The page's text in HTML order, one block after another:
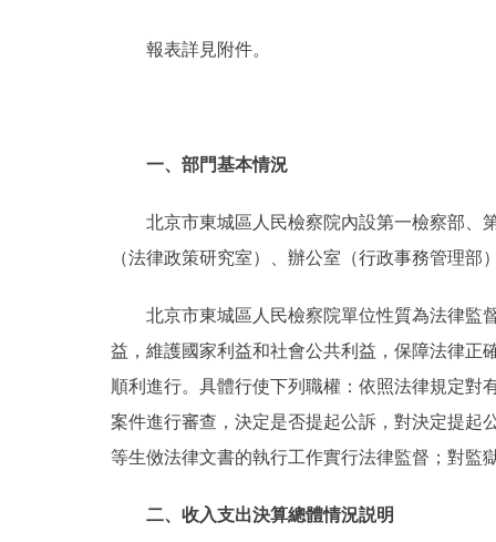
報表詳見附件。
一、部門基本情況
北京市東城區人民檢察院內設第一檢察部、
（法律政策研究室）、辦公室（行政事務管理
北京市東城區人民檢察院單位性質為法律監
益，維護國家利益和社會公共利益，保障法律正
順利進行。具體行使下列職權：依照法律規定對
案件進行審查，決定是否提起公訴，對決定提起
等生傚法律文書的執行工作實行法律監督；對監
二、收入支出決算總體情況説明